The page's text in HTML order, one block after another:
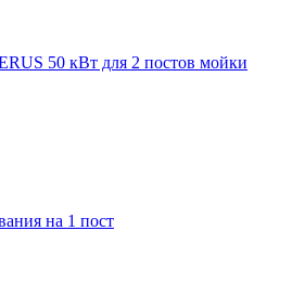
50 кВт для 2 постов мойки